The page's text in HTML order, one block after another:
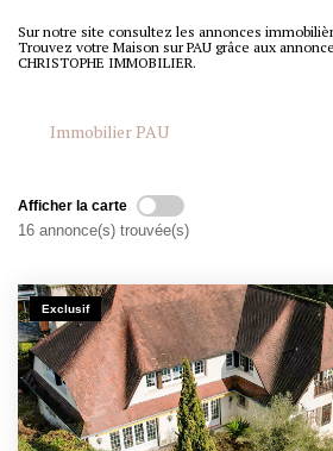
Nous Rejoindre
Sur notre site consultez les annonces
Trouvez votre Maison sur PAU grâce aux
CHRISTOPHE IMMOBILIER.
Immobilier PAU
Afficher la carte
16 annonce(s) trouvée(s)
Exclusif